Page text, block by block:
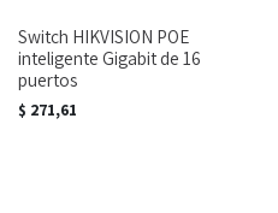
Switch HIKVISION POE
inteligente Gigabit de 16
puertos
$ 271,61